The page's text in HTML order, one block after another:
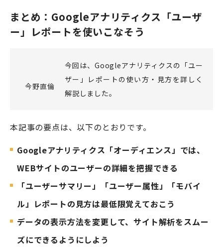
まとめ：Googleアナリティクス「ユーザ
ー」レポートを使いこなそう
今野直倫
今回は、Googleアナリティクスの「ユー
ザー」レポートの使い方・見方を詳しく
解説しました。
本記事の要点は、以下のとおりです。
Googleアナリティクス「オーディエンス」では、
WEBサイトのユーザーの詳細を把握できる
「ユーザーサマリー」「ユーザー属性」「モバイ
ル」レポートの見方は最低限覚えておこう
データの表示方法を変更して、サイト解析をスムー
ズにできるようにしよう